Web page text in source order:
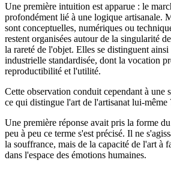
Une première intuition est apparue : le
profondément lié à une logique artisanale.
sont conceptuelles, numériques ou
restent organisées autour de la singularité
la rareté de l'objet. Elles se distinguent
industrielle standardisée, dont la vocation
reproductibilité et l'utilité.
Cette observation conduit cependant à une
ce qui distingue l'art de l'artisanat lui-même
Une première réponse avait pris la forme
peu à peu ce terme s'est précisé. Il ne
la souffrance, mais de la capacité de l'art à
dans l'espace des émotions humaines.